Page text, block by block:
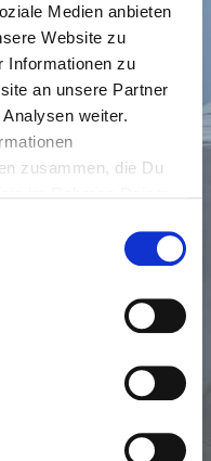
Medien anbieten
Website zu
Informationen zu
an unsere Partner
weiter.
zusammen, die Du